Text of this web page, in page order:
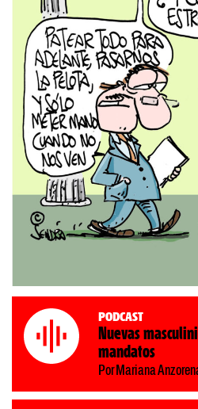
Podcast
Nuevas
mandatos
Por Mariana